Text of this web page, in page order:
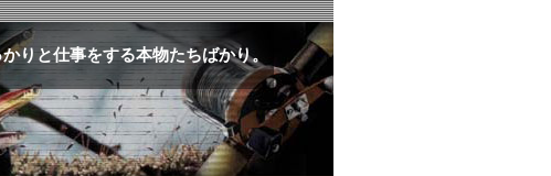
りと仕事をする本物たちばかり。